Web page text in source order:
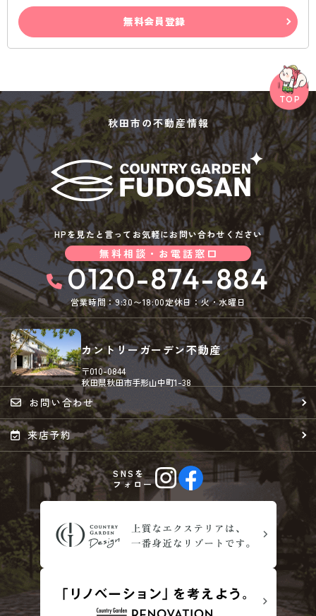
無料会員登録
秋田市の不動産情報
HPを見たと言ってお気軽にお問い合わせください
無料相談・お電話窓口
0120-874-884
営業時間：9:30〜18:00定休日：火・水曜日
カントリーガーデン不動産
〒010-0844
秋田県秋田市手形山中町1-38
お問い合わせ
来店予約
SNSを
フォロー